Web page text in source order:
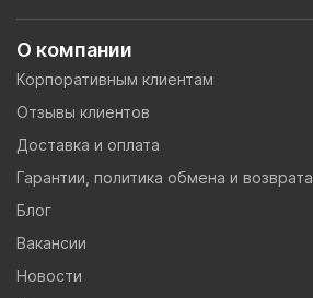
О компании
Корпоративным клиентам
Отзывы клиентов
Доставка и оплата
Гарантии, политика обмена и возврата
Блог
Вакансии
Новости